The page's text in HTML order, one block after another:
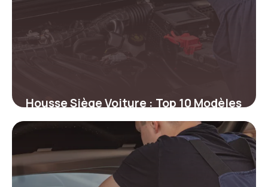
Housse Siège Voiture : Top 10 Modèles
Prix 2026